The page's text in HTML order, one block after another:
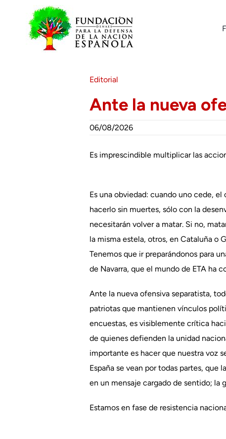
contenido
Editorial
Ante la nueva
06/08/2026
Es imprescindible multiplicar las
Es una obviedad: cuando uno cede,
hacerlo sin muertes, sólo con la
necesitarán volver a matar. Si no,
la misma estela, otros, en Cataluña o
Tenemos que ir preparándonos para
de Navarra, que el mundo de ETA ha
Ante la nueva ofensiva separatista,
patriotas que mantienen vínculos
encuestas, es visiblemente crítica
de quienes defienden la unidad
importante es hacer que nuestra voz
España se vean por todas partes, que
en un mensaje cargado de sentido; la
Estamos en fase de resistencia